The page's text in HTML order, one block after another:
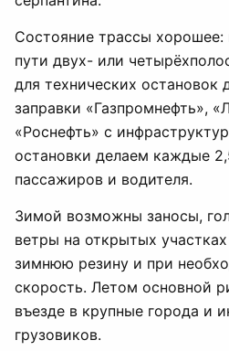
Состояние трассы хорошее:
пути двух- или
для технических остановок
заправки «Газпромнефть»,
«Роснефть» с
остановки делаем каждые
пассажиров и водителя.
Зимой возможны заносы,
ветры на открытых
зимнюю резину и при
скорость. Летом основной
въезде в крупные города и
грузовиков.